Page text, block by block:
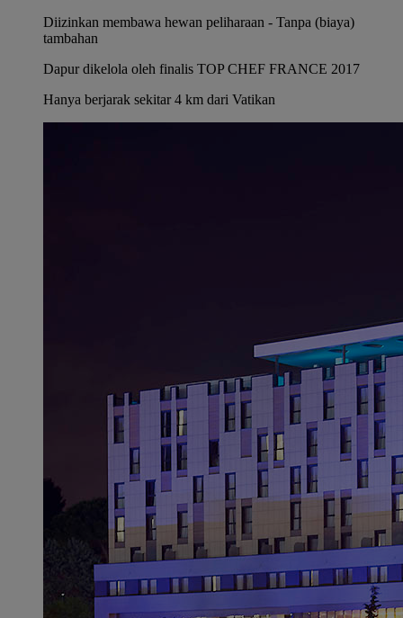
Diizinkan membawa hewan peliharaan - Tanpa (biaya)
tambahan
Dapur dikelola oleh finalis TOP CHEF FRANCE 2017
Hanya berjarak sekitar 4 km dari Vatikan